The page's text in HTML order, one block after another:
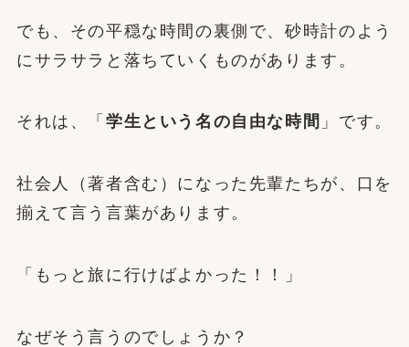
でも、その平穏な時間の裏側で、砂時計のよう
にサラサラと落ちていくものがあります。
それは、「 学生という名の自由な時間 」です。
社会人（著者含む）になった先輩たちが、口を
揃えて言う言葉があります。
「もっと旅に行けばよかった！！」
なぜそう言うのでしょうか？